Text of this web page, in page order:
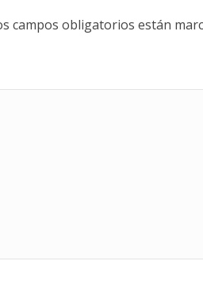
campos obligatorios están